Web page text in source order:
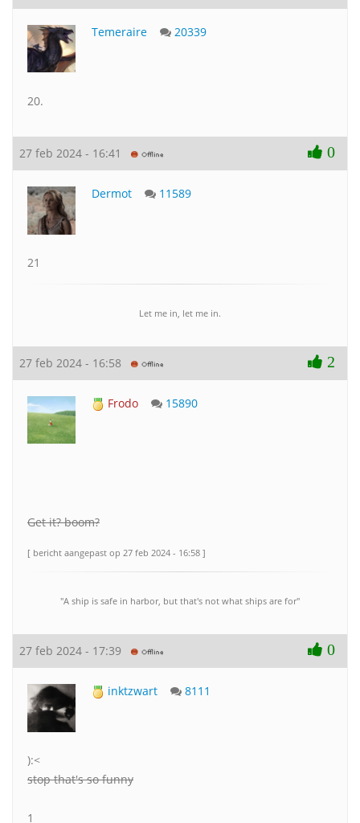
Temeraire 20339
20.
27 feb 2024 - 16:41 0
Dermot 11589
21
Let me in, let me in.
27 feb 2024 - 16:58 2
Frodo 15890
Get it? boom?
[ bericht aangepast op 27 feb 2024 - 16:58 ]
"A ship is safe in harbor, but that's not what ships are for"
27 feb 2024 - 17:39 0
inktzwart 8111
):<
stop that's so funny
1